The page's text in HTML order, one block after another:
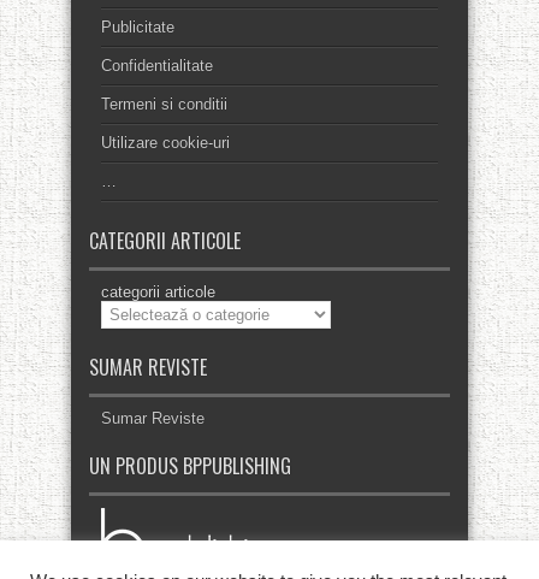
Publicitate
Confidentialitate
Termeni si conditii
Utilizare cookie-uri
…
CATEGORII ARTICOLE
categorii articole
SUMAR REVISTE
Sumar Reviste
UN PRODUS BPPUBLISHING